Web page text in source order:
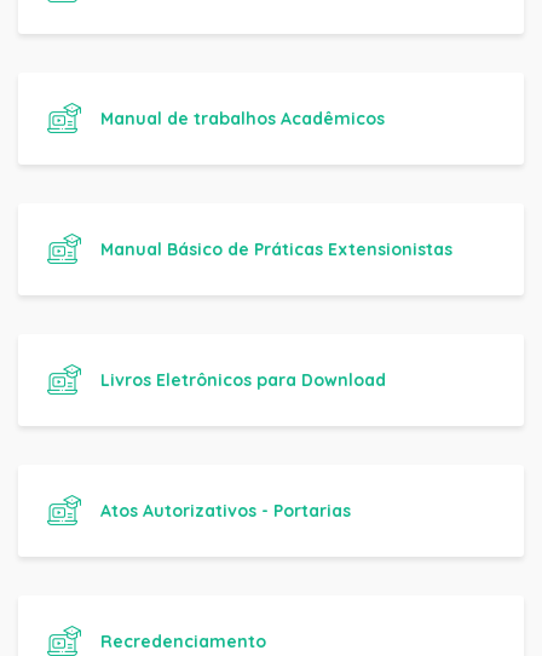
Manual de trabalhos Acadêmicos
Manual Básico de Práticas Extensionistas
Livros Eletrônicos para Download
Atos Autorizativos - Portarias
Recredenciamento